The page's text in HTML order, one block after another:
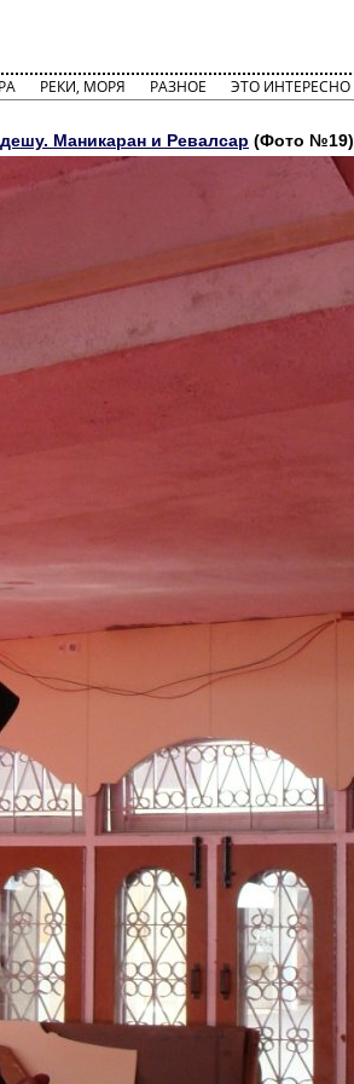
РЕКИ, МОРЯ РАЗНОЕ ЭТО ИНТЕРЕСНО
Маникаран и Ревалсар (Фото №19)